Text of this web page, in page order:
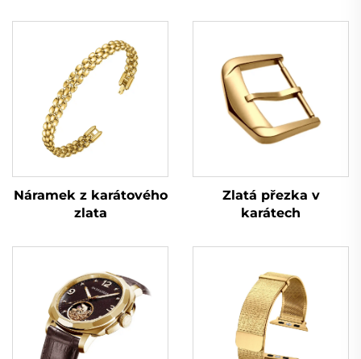
Náramek z karátového
zlata
Zlatá přezka v
karátech